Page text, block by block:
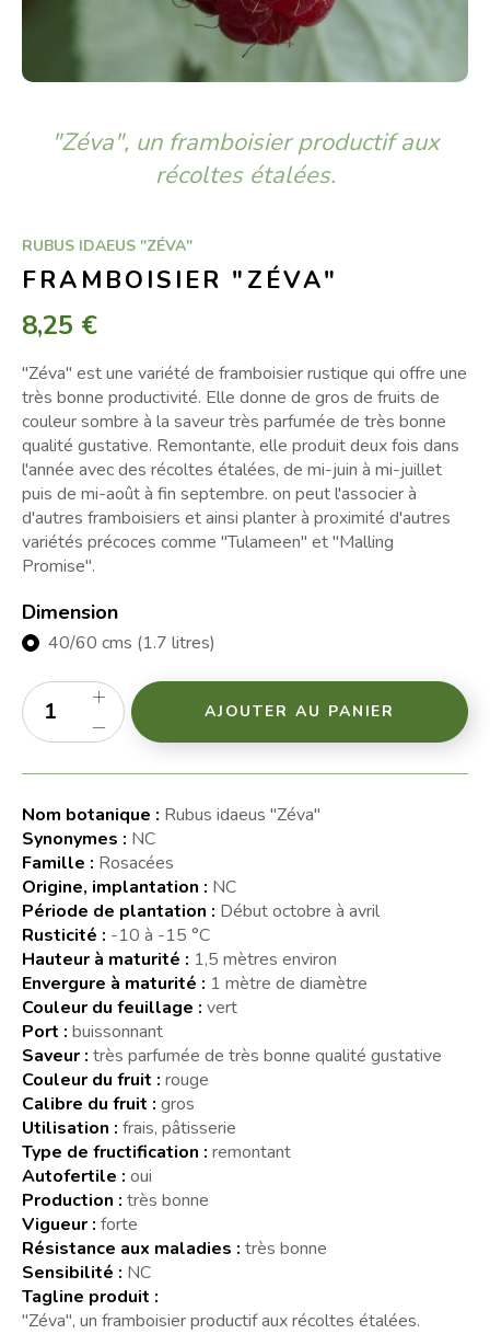
"Zéva", un framboisier productif aux
récoltes étalées.
RUBUS IDAEUS "ZÉVA"
FRAMBOISIER "ZÉVA"
8,25 €
"Zéva" est une variété de framboisier rustique qui offre une
très bonne productivité. Elle donne de gros de fruits de
couleur sombre à la saveur très parfumée de très bonne
qualité gustative. Remontante, elle produit deux fois dans
l'année avec des récoltes étalées, de mi-juin à mi-juillet
puis de mi-août à fin septembre. on peut l'associer à
d'autres framboisiers et ainsi planter à proximité d'autres
variétés précoces comme "Tulameen" et "Malling
Promise".
Dimension
40/60 cms (1.7 litres)
AJOUTER AU PANIER
Nom botanique : Rubus idaeus "Zéva"
Synonymes : NC
Famille : Rosacées
Origine, implantation : NC
Période de plantation : Début octobre à avril
Rusticité : -10 à -15 °C
Hauteur à maturité : 1,5 mètres environ
Envergure à maturité : 1 mètre de diamètre
Couleur du feuillage : vert
Port : buissonnant
Saveur : très parfumée de très bonne qualité gustative
Couleur du fruit : rouge
Calibre du fruit : gros
Utilisation : frais, pâtisserie
Type de fructification : remontant
Autofertile : oui
Production : très bonne
Vigueur : forte
Résistance aux maladies : très bonne
Sensibilité : NC
Tagline produit :
"Zéva", un framboisier productif aux récoltes étalées.